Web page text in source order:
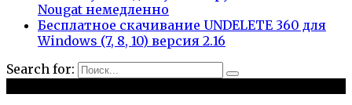
Nougat немедленно
Бесплатное скачивание UNDELETE 360 для
Windows (7, 8, 10) версия 2.16
Search for: